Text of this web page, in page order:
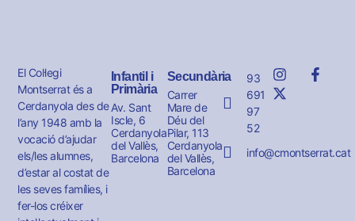
El Col·legi
Montserrat és a
Cerdanyola des de
l’any 1948 amb la
vocació d’ajudar
els/les alumnes,
d’estar al costat de
les seves famílies, i
fer-los créixer
Infantil i
Primària
Av. Sant
Iscle, 6
Cerdanyola
del Vallès,
Barcelona
Secundària
Carrer
Mare de
Déu del
Pilar, 113
Cerdanyola
del Vallès,
Barcelona
93
691
97
52
info@cmontserrat.cat